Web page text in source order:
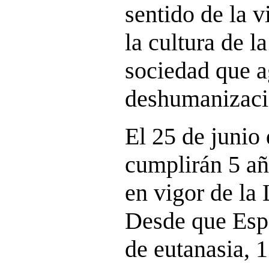
sentido de la
la cultura de
sociedad que
El 25 de junio
cumplirán 5
en vigor de la
Desde que
de eutanasia,